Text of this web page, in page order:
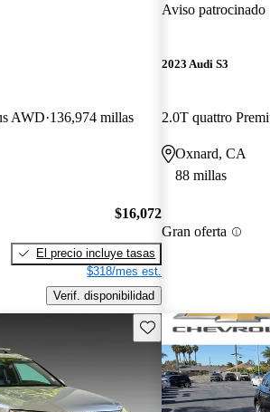
AWD 136,974 millas
$16,072
El precio incluye tasas
$318/mes est.
Verif. disponibilidad
Aviso patrocinado
2023 Audi S3
2.0T quattro
Oxnard, CA
88 millas
Gran oferta
Guarda este Aviso